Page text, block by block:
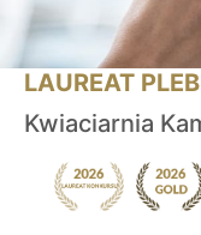
LAUREAT
Kwiaciarnia